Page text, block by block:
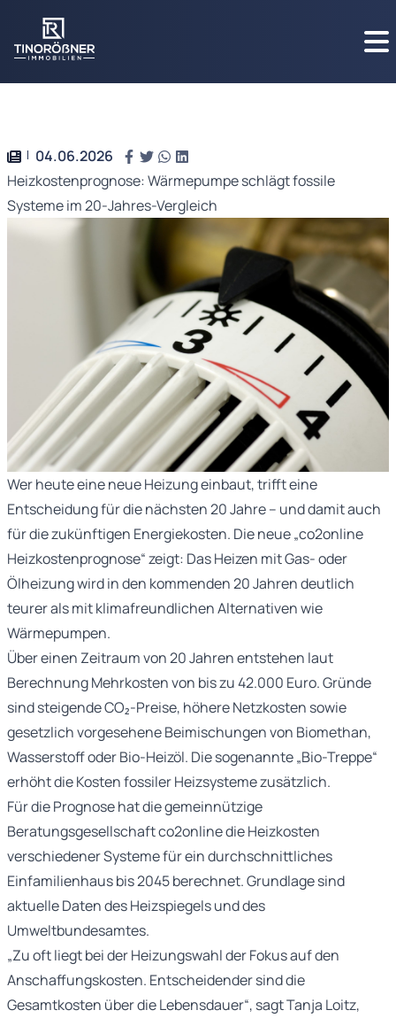
04.06.2026
Heizkostenprognose: Wärmepumpe schlägt fossile
Systeme im 20-Jahres-Vergleich
Wer heute eine neue Heizung einbaut, trifft eine
Entscheidung für die nächsten 20 Jahre – und damit auch
für die zukünftigen Energiekosten. Die neue „co2online
Heizkostenprognose“ zeigt: Das Heizen mit Gas- oder
Ölheizung wird in den kommenden 20 Jahren deutlich
teurer als mit klimafreundlichen Alternativen wie
Wärmepumpen.
Über einen Zeitraum von 20 Jahren entstehen laut
Berechnung Mehrkosten von bis zu 42.000 Euro. Gründe
sind steigende CO₂-Preise, höhere Netzkosten sowie
gesetzlich vorgesehene Beimischungen von Biomethan,
Wasserstoff oder Bio-Heizöl. Die sogenannte „Bio-Treppe“
erhöht die Kosten fossiler Heizsysteme zusätzlich.
Für die Prognose hat die gemeinnützige
Beratungsgesellschaft co2online die Heizkosten
verschiedener Systeme für ein durchschnittliches
Einfamilienhaus bis 2045 berechnet. Grundlage sind
aktuelle Daten des Heizspiegels und des
Umweltbundesamtes.
„Zu oft liegt bei der Heizungswahl der Fokus auf den
Anschaffungskosten. Entscheidender sind die
Gesamtkosten über die Lebensdauer“, sagt Tanja Loitz,